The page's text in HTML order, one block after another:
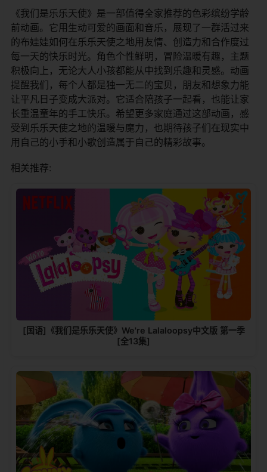
《我们是乐乐天使》是一部值得全家推荐的色彩缤纷学龄
前动画。它用生动可爱的画面和音乐，展现了一群活过来
的布娃娃如何在乐乐天使之地用友情、创造力和合作度过
每一天的快乐时光。角色个性鲜明，冒险温暖有趣，主题
积极向上，无论大人小孩都能从中找到乐趣和灵感。动画
提醒我们，每个人都是独一无二的宝贝，朋友和想象力能
让平凡日子变成大派对。它适合陪孩子一起看，也能让家
长重温童年的手工快乐。希望更多家庭通过这部动画，感
受到乐乐天使之地的温暖与魔力，也期待孩子们在现实中
用自己的小手和小歌创造属于自己的精彩故事。
相关推荐:
[国语]《我们是乐乐天使》We're Lalaloopsy中文版 第一季
[全13集]